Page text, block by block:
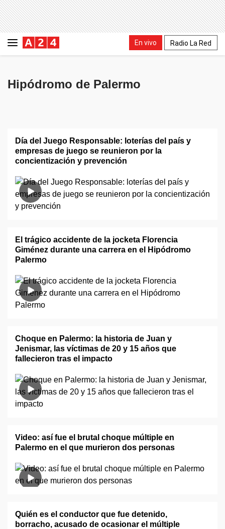
En vivo Radio La Red
Hipódromo de Palermo
Día del Juego Responsable: loterías del país y
empresas de juego se reunieron por la
concientización y prevención
El trágico accidente de la jocketa Florencia
Giménez durante una carrera en el Hipódromo
Palermo
Choque en Palermo: la historia de Juan y
Jenismar, las víctimas de 20 y 15 años que
fallecieron tras el impacto
Video: así fue el brutal choque múltiple en
Palermo en el que murieron dos personas
Quién es el conductor que fue detenido,
borracho, acusado de ocasionar el múltiple